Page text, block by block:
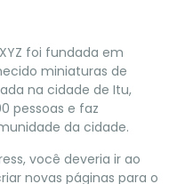
foi fundada em
miniaturas de
na cidade de Itu,
pessoas e faz
da cidade.
você deveria ir ao
novas páginas para o